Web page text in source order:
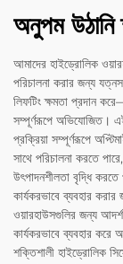
অনুপম উঠানি
আমাদের হাইড্রোলিক
পরিচালনা করার জন্য
লিফটিং ক্ষমতা প্রদান
সম্পূর্ণরূপে অভিযোজিত।
প্রক্রিয়া সম্পূর্ণরূপে
সাথে পরিচালনা করতে
উৎপাদনশীলতা বৃদ্ধি
কার্যকরভাবে ব্যবহার
ওয়ারহাউসগুলির জন্য আদর্শ
কার্যকরভাবে ব্যবহার
শক্তিশালী হাইড্রোলিক